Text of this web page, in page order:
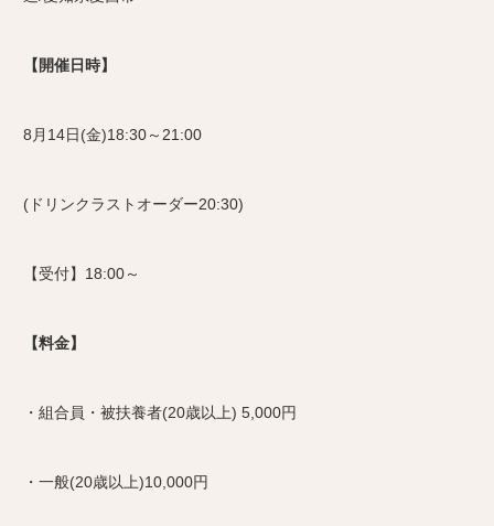
【開催日時】
8月14日(金)18:30～21:00
(ドリンクラストオーダー20:30)
【受付】18:00～
【料金】
・組合員・被扶養者(20歳以上) 5,000円
・一般(20歳以上)10,000円